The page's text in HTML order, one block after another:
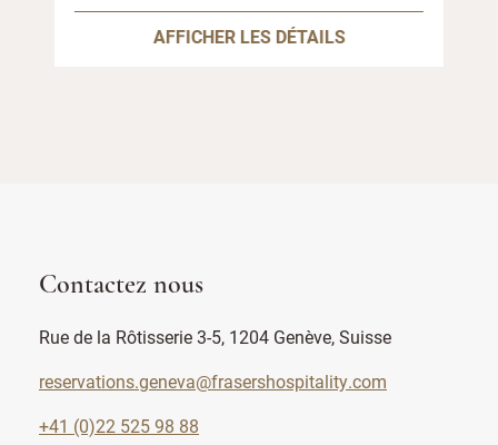
AFFICHER LES DÉTAILS
Contactez nous
Rue de la Rôtisserie 3-5, 1204 Genève, Suisse
reservations.geneva@frasershospitality.com
+41 (0)22 525 98 88